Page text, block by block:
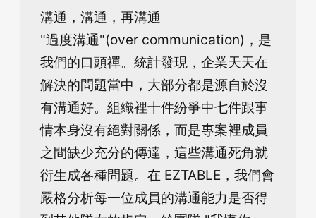
溝通，溝通，再溝通
"過度溝通"(over communication)，是
我們的口頭禪。統計發現，企業天天在
解決的問題當中，大部分都是源自於沒
有溝通好。組織裡十件紛爭中七件跟事
情本身沒有絕對關係，而是專案裡成員
之間缺少充分的傳達，這些溝通死角就
衍生成各種問題。在 EZTABLE，我們會
嚴格分析每一位成員的溝通能力是否得
登出
確定要登出嗎？
先不要 確認